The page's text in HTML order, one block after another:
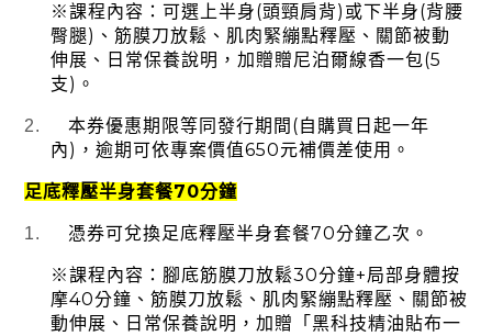
※課程內容：可選上半身(頭頸肩背) 或下半身(背腰
臀腿) 、筋膜刀放鬆、肌肉緊繃點釋壓、關節被動
伸展、日常保養說明，加贈贈尼泊爾線香一包(5
支) 。
2. 本券優惠期限等同發行期間 (自購買日起一年
內) ，逾期可依專案價值650元補價差使用。
足底釋壓半身套餐70分鐘
1. 憑券可兌換足底釋壓半身套餐70分鐘乙次。
※課程內容：腳底筋膜刀放鬆30分鐘+局部身體按
摩40分鐘、筋膜刀放鬆、肌肉緊繃點釋壓、關節被
動伸展、日常保養說明，加贈「黑科技精油貼布一